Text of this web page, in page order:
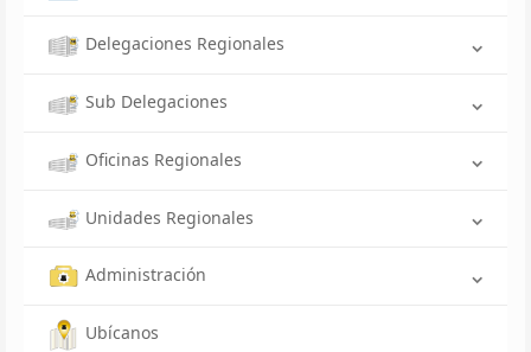
Delegaciones Regionales
Sub Delegaciones
Oficinas Regionales
Unidades Regionales
Administración
Ubícanos